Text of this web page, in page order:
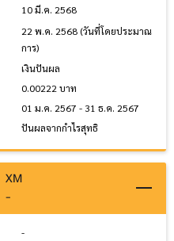
10 มี.ค. 2568
22 พ.ค. 2568 (วันที่โดยประมาณ
การ)
เงินปันผล
0.00222 บาท
01 ม.ค. 2567 - 31 ธ.ค. 2567
ปันผลจากกำไรสุทธิ
XM
-
-